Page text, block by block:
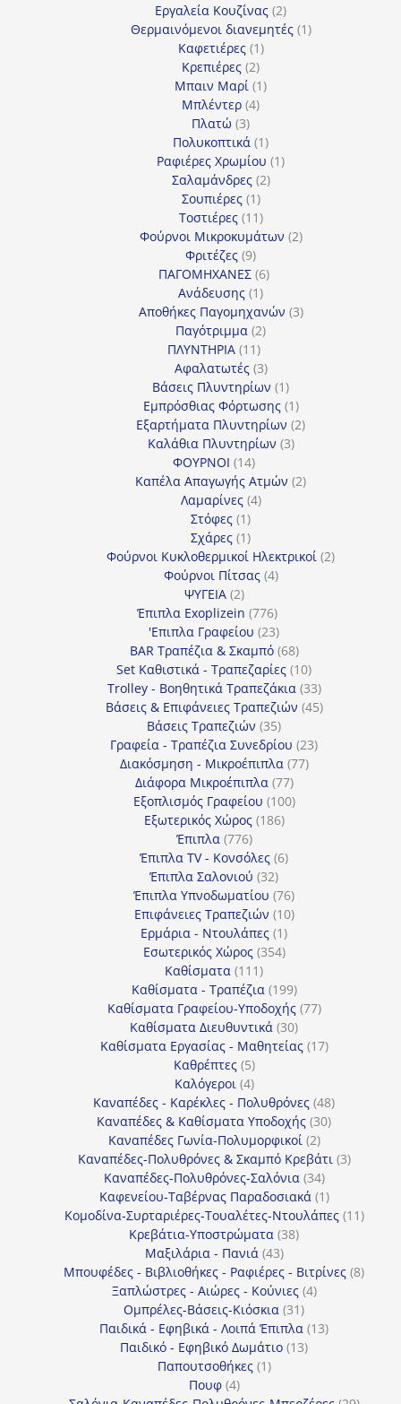
προϊόντα
Εργαλεία Κουζίνας 22
προϊόντα
Θερμαινόμενοι διανεμητές 11
Καφετιέρες 11
προϊόν
Κρεπιέρες 22
προϊόντα
Μπαιν Μαρί 11
Μπλέντερ 44
Πλατώ 33
προϊόντα
Πολυκοπτικά 11
προϊόν
Ραφιέρες Χρωμίου 11
Σαλαμάνδρες 22
Σουπιέρες 11
προϊόν
Τοστιέρες 1111
προϊόντα
Φούρνοι Μικροκυμάτων 22
Φριτέζες 99
προϊόντα
ΠΑΓΟΜΗΧΑΝΕΣ 66
Ανάδευσης 11
προϊόν
Αποθήκες Παγομηχανών 33
Παγότριμμα 22
ΠΛΥΝΤΗΡΙΑ 1111
προϊόντα
Αφαλατωτές 33
προϊόντα
Βάσεις Πλυντηρίων 11
προϊόν
Εμπρόσθιας Φόρτωσης 11
προϊόν
Εξαρτήματα Πλυντηρίων 22
Καλάθια Πλυντηρίων 33
ΦΟΥΡΝΟΙ 1414
προϊόντα
Καπέλα Απαγωγής Ατμών 22
Λαμαρίνες 44
Στόφες 11
προϊόν
Σχάρες 11
προϊόν
Φούρνοι Κυκλοθερμικοί Ηλεκτρικοί 22
Φούρνοι Πίτσας 44
ΨΥΓΕΙΑ 22
προϊόντα
Έπιπλα Exoplizein 776776
προϊόντα
'Επιπλα Γραφείου 2323
προϊόντα
BAR Τραπέζια & Σκαμπό 6868
προϊόντα
Set Καθιστικά - Τραπεζαρίες 1010
προϊόντα
Trolley - Βοηθητικά Τραπεζάκια 3333
προϊόντα
Βάσεις & Επιφάνειες Τραπεζιών 4545
Βάσεις Τραπεζιών 3535
προϊόντα
Γραφεία - Τραπέζια Συνεδρίου 2323
Διακόσμηση - Μικροέπιπλα 7777
Διάφορα Μικροέπιπλα 7777
προϊόντα
Εξοπλισμός Γραφείου 100100
Εξωτερικός Χώρος 186186
Έπιπλα 776776
προϊόντα
Έπιπλα TV - Κονσόλες 66
Έπιπλα Σαλονιού 3232
προϊόντα
Έπιπλα Υπνοδωματίου 7676
προϊόντα
Επιφάνειες Τραπεζιών 1010
Ερμάρια - Ντουλάπες 11
προϊόν
Εσωτερικός Χώρος 354354
Καθίσματα 111111
προϊόντα
Καθίσματα - Τραπέζια 199199
προϊόντα
Καθίσματα Γραφείου-Υποδοχής 7777
Καθίσματα Διευθυντικά 3030
προϊόντα
Καθίσματα Εργασίας - Μαθητείας 1717
Καθρέπτες 55
προϊόντα
Καλόγεροι 44
προϊόντα
Καναπέδες - Καρέκλες - Πολυθρόνες 4848
προϊόντα
Καναπέδες & Καθίσματα Υποδοχής 3030
Καναπέδες Γωνία-Πολυμορφικοί 22
προϊόντα
Καναπέδες-Πολυθρόνες & Σκαμπό Κρεβάτι 33
Καναπέδες-Πολυθρόνες-Σαλόνια 3434
προϊόντα
Καφενείου-Ταβέρνας Παραδοσιακά 11
προϊόν
Κομοδίνα-Συρταριέρες-Τουαλέτες-Ντουλάπες 1111
Κρεβάτια-Υποστρώματα 3838
Μαξιλάρια - Πανιά 4343
προϊόντα
Μπουφέδες - Βιβλιοθήκες - Ραφιέρες - Βιτρίνες 88
Ξαπλώστρες - Αιώρες - Κούνιες 44
Ομπρέλες-Βάσεις-Κιόσκια 3131
προϊόντα
Παιδικά - Εφηβικά - Λοιπά Έπιπλα 1313
Παιδικό - Εφηβικό Δωμάτιο 1313
Παπουτσοθήκες 11
Πουφ 44